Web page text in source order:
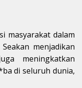
masyarakat dalam
menjadikan
meningkatkan
di seluruh dunia,